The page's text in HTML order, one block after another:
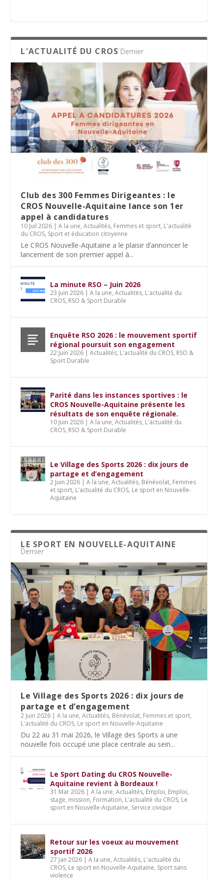
Le Village des Sports 2026 : dix jours de
partage et d’engagement
La minute RSO – Mai 2026
SPORT DATING 2026 : une matinée dédiée
à l’emploi et aux métiers du sport
L'ACTUALITÉ DU CROS Dernier
Club des 300 Femmes Dirigeantes : le
CROS Nouvelle-Aquitaine lance son 1er
appel à candidatures
10 Juil 2026 |A la une,Actualités, Femmes et sport, L'actualité
du CROS, Sport et éducation citoyenne
Le CROS Nouvelle-Aquitaine a le plaisir d’annoncer le
lancement de son premier appel à...
La minute RSO – Juin 2026
23 Juin 2026 |A la une,Actualités, L'actualité du
CROS, RSO & Sport Durable
Enquête RSO 2026 : le mouvement sportif
régional poursuit son engagement
22 Juin 2026 |Actualités, L'actualité du CROS, RSO &
Sport Durable
Parité dans les instances sportives : le
CROS Nouvelle-Aquitaine présente les
résultats de son enquête régionale.
10 Juin 2026 |A la une,Actualités, L'actualité du
CROS, RSO & Sport Durable
Le Village des Sports 2026 : dix jours de
partage et d’engagement
2 Juin 2026 |A la une,Actualités, Bénévolat, Femmes
et sport, L'actualité du CROS, Le sport en Nouvelle-
Aquitaine
LE SPORT EN NOUVELLE-AQUITAINE
Dernier
Le Village des Sports 2026 : dix jours de
partage et d’engagement
2 Juin 2026 |A la une,Actualités, Bénévolat, Femmes et sport,
L'actualité du CROS, Le sport en Nouvelle-Aquitaine
Du 22 au 31 mai 2026, le Village des Sports a une
nouvelle fois occupé une place centrale au sein...
Le Sport Dating du CROS Nouvelle-
Aquitaine revient à Bordeaux !
31 Mar 2026 |A la une,Actualités, Emploi, Emploi,
stage, mission, Formation, L'actualité du CROS, Le
sport en Nouvelle-Aquitaine, Service civique
Retour sur les voeux au mouvement
sportif 2026
27 Jan 2026 |A la une,Actualités, L'actualité du
CROS, Le sport en Nouvelle-Aquitaine, Sport sans
violence